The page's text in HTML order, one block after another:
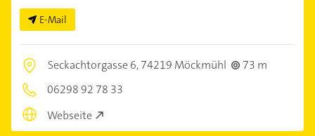
E-Mail
Seckachtorgasse 6,74219 Möckmühl
73 m
06298 92 78 33
Webseite